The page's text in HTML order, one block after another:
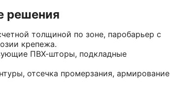
решения
толщиной по зоне, паробарьер с
крепежа.
ПВХ-шторы, подкладные
отсечка промерзания, армирование